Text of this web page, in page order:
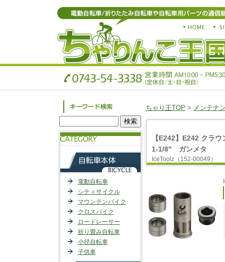
電動自転車
シティサイクル
マウンテンバイク
クロスバイク
ロードレーサー
折り畳み自転車
小径自転車
子供車
ちゃり王TOP > メンテナ
【E242】E242 クラ
1-1/8" ガンメタ
IceToolz（152-00049）